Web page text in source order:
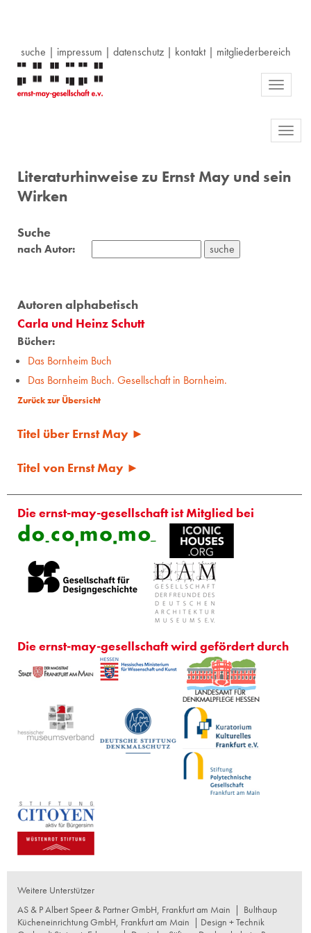
suche | impressum | datenschutz| kontakt| mitgliederbereich
Toggle
Literaturhinweise zu Ernst May und sein
Wirken
Suche
nach Autor:
Autoren alphabetisch
Carla und Heinz Schutt
Bücher:
Das Bornheim Buch
Das Bornheim Buch. Gesellschaft in Bornheim.
Zurück zur Übersicht
Titel über Ernst May ►
Titel von Ernst May ►
Die ernst-may-gesellschaft ist Mitglied bei
Die ernst-may-gesellschaft wird gefördert durch
Weitere Unterstützer
AS & P Albert Speer & Partner GmbH, Frankfurt am Main | Bulthaup
Kücheneinrichtung GmbH, Frankfurt am Main | Design + Technik